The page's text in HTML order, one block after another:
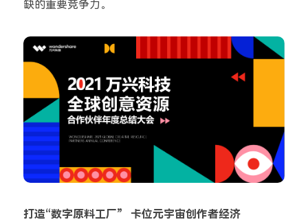
缺的重要竞争力。
打造“数字原料工厂” 卡位元宇宙创作者经济